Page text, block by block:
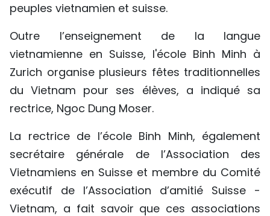
peuples vietnamien et suisse.
Outre l’enseignement de la langue
vietnamienne en Suisse, l'école Binh Minh à
Zurich organise plusieurs fêtes traditionnelles
du Vietnam pour ses élèves, a indiqué sa
rectrice, Ngoc Dung Moser.
La rectrice de l’école Binh Minh, également
secrétaire générale de l’Association des
Vietnamiens en Suisse et membre du Comité
exécutif de l’Association d’amitié Suisse -
Vietnam, a fait savoir que ces associations